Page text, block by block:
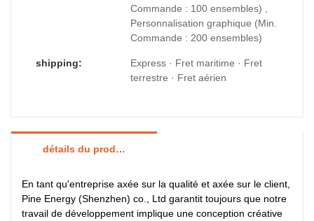
Commande : 100 ensembles) ,
Personnalisation graphique (Min.
Commande : 200 ensembles)
shipping:
Express · Fret maritime · Fret
terrestre · Fret aérien
détails du produit
En tant qu'entreprise axée sur la qualité et axée sur le client,
Pine Energy (Shenzhen) co., Ltd garantit toujours que notre
travail de développement implique une conception créative